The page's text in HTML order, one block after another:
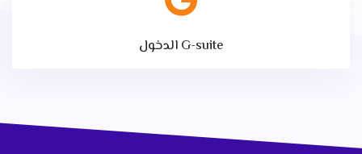
الدخول G-suite